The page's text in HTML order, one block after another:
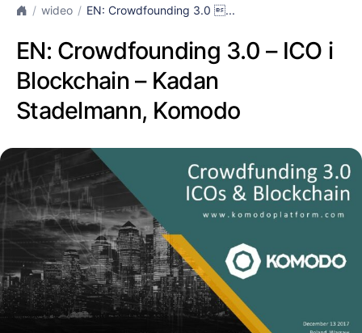
wideo EN: Crowdfounding 3.0 ...
EN: Crowdfounding 3.0 – ICO i
Blockchain – Kadan
Stadelmann, Komodo